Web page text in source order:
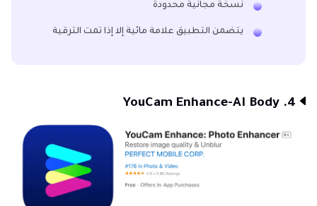
نسخة مجانية محدودة
يتضمن التطبيق علامة مائية إلا إذا تمت الترقية
4. YouCam Enhance-AI Body